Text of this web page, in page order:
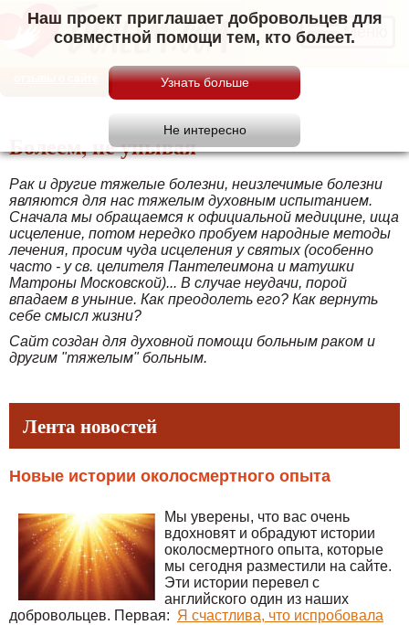
Наш проект приглашает добровольцев для
совместной помощи тем, кто болеет.Меню
Болеем, не унывая
Рак и другие тяжелые болезни, неизлечимые болезни
являются для нас тяжелым духовным испытанием.
Сначала мы обращаемся к официальной медицине, ища
исцеление, потом нередко пробуем народные методы
лечения, просим чуда исцеления у святых (особенно
часто - у св. целителя Пантелеимона и матушки
Матроны Московской)... В случае неудачи, порой
впадаем в уныние. Как преодолеть его? Как вернуть
себе смысл жизни?
Сайт создан для духовной помощи больным раком и
другим "тяжелым" больным.
Лента новостей
Новые истории околосмертного опыта
Мы уверены, что вас очень
вдохновят и обрадуют истории
околосмертного опыта, которые
мы сегодня разместили на сайте.
Эти истории перевел с
английского один из наших
добровольцев. Первая: Я счастлива, что испробовала